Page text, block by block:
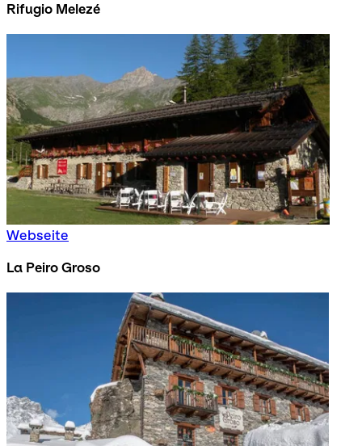
Rifugio Melezé
Webseite
La Peiro Groso